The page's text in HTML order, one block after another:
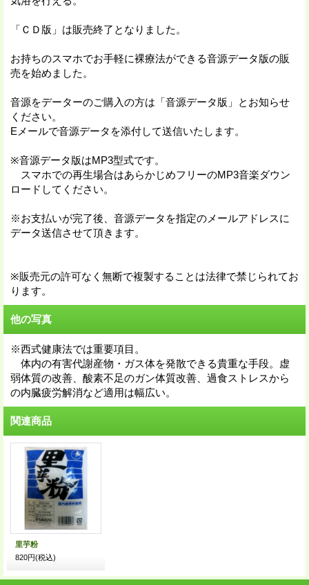
「ＣＤ版」は販売終了となりました。
お持ちのスマホでお手軽に裸療法ができる音源データ版の販
売を始めました。
音源をデーターのご購入の方は「音源データ版」とお知らせ
ください。
Eメールで音源データを添付して送信いたします。
※音源データ版はMP3型式です。
スマホでの再生場合はあらかじめフリーのMP3音楽ダウン
ロードしてください。
※お支払いが完了後、音源データを指定のメールアドレスに
データ送信させて頂きます。
※販売元の許可なく無断で複製することは法律で禁じられてお
ります。
他の写真
※西式健康法では重要項目。
体内の有害代謝産物・ガス体を発散できる貴重な手段。虚
弱体質の改善、酸素不足のガン体質改善、過食ストレスから
の内臓疲労解消など適用は幅広い。
関連商品
里芋粉
820円(税込)